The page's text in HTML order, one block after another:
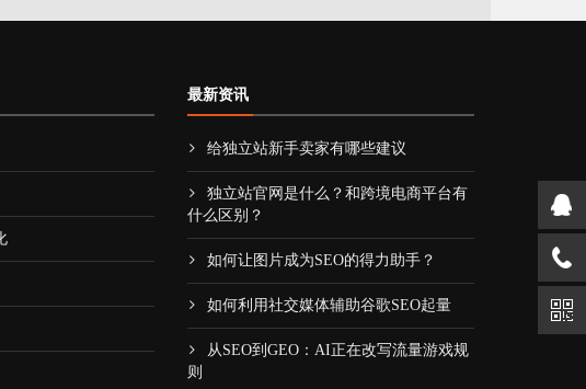
最新资讯
给独立站新手卖家有哪些建议
独立站官网是什么？和跨境电商平台有
什么区别？
如何让图片成为SEO的得力助手？
如何利用社交媒体辅助谷歌SEO起量
从SEO到GEO：AI正在改写流量游戏规
则